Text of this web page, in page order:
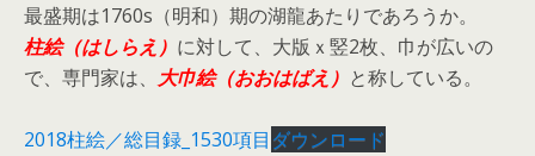
最盛期は1760s（明和）期の湖龍あたりであろうか。
柱絵（はしらえ） に対して、大版ｘ竪2枚、巾が広いの
で、専門家は、大巾絵（おおはばえ） と称している。
2018柱絵／総目録_1530項目 ダウンロード